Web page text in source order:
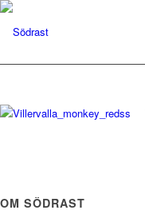
OM SÖDRAST